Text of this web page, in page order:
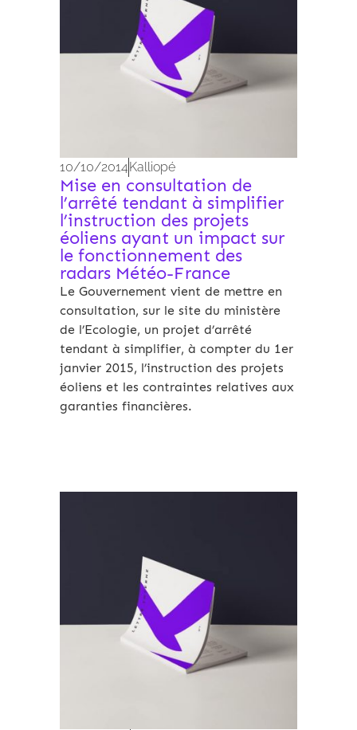
10/10/2014Kalliopé
Mise en consultation de
l’arrêté tendant à simplifier
l’instruction des projets
éoliens ayant un impact sur
le fonctionnement des
radars Météo-France
Le Gouvernement vient de mettre en
consultation, sur le site du ministère
de l’Ecologie, un projet d’arrêté
tendant à simplifier, à compter du 1er
janvier 2015, l’instruction des projets
éoliens et les contraintes relatives aux
garanties financières.